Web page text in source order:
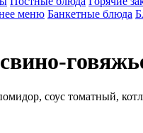
меню Банкетные блюда
соус томатный,